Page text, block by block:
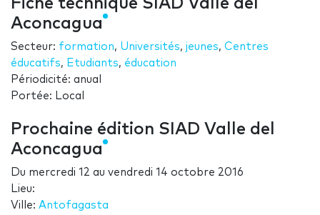
Fiche technique SIAD Valle del
Aconcagua
Secteur: formation, Universités, jeunes, Centres
éducatifs, Etudiants, éducation
Périodicité: anual
Portée: Local
Prochaine édition SIAD Valle del
Aconcagua
Du mercredi 12 au vendredi 14 octobre 2016
Lieu:
Ville: Antofagasta